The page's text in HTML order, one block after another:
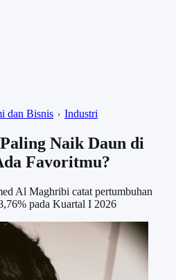
dan Bisnis Industri
Naik Daun di
Favoritmu?
Al Maghribi catat pertumbuhan
pada Kuartal I 2026